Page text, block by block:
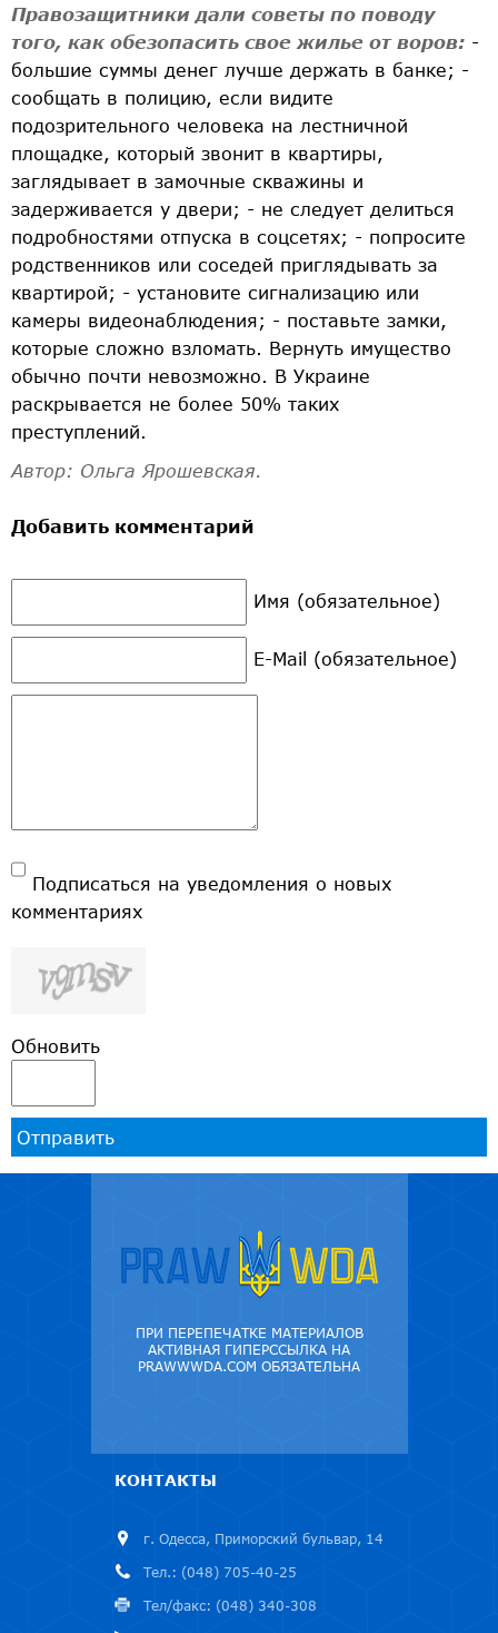
Правозащитники дали советы по поводу
того, как обезопасить свое жилье от воров: -
большие суммы денег лучше держать в банке; -
сообщать в полицию, если видите
подозрительного человека на лестничной
площадке, который звонит в квартиры,
заглядывает в замочные скважины и
задерживается у двери; - не следует делиться
подробностями отпуска в соцсетях; - попросите
родственников или соседей приглядывать за
квартирой; - установите сигнализацию или
камеры видеонаблюдения; - поставьте замки,
которые сложно взломать. Вернуть имущество
обычно почти невозможно. В Украине
раскрывается не более 50% таких
преступлений.
Автор: Ольга Ярошевская.
Добавить комментарий
Имя (обязательное)
E-Mail (обязательное)
Подписаться на уведомления о новых
комментариях
Обновить
Отправить
ПРИ ПЕРЕПЕЧАТКЕ МАТЕРИАЛОВ
АКТИВНАЯ ГИПЕРССЫЛКА НА
PRAWWWDA.COM ОБЯЗАТЕЛЬНА
КОНТАКТЫ
г. Одесса, Приморский бульвар, 14
Тел.: (048) 705-40-25
Тел/факс: (048) 340-308